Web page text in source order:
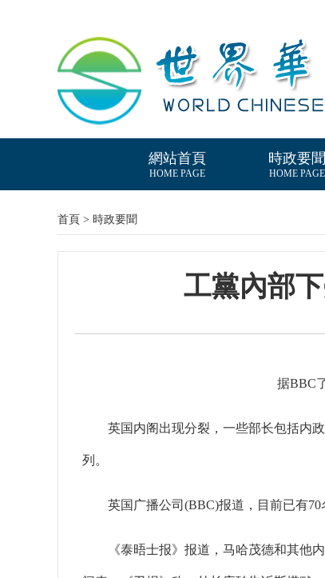
網站首頁
HOME PAGE
時政要聞
HOME PAGE
首頁 > 時政要聞
工黨內部
据BBC了
英国内阁出现分裂，一些部长包括内政
列。
英国广播公司(BBC)报道，目前已有70
《泰晤士报》报道，马哈茂德和其他内